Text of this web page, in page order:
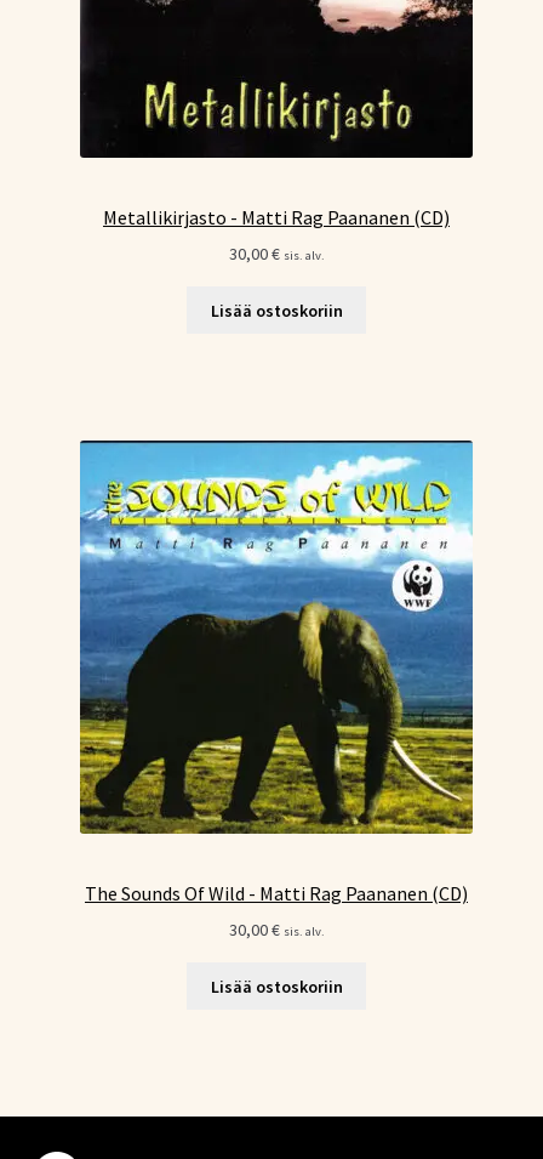
Metallikirjasto - Matti Rag Paananen (CD)
30,00€ sis. alv.
Lisää ostoskoriin
The Sounds Of Wild - Matti Rag Paananen (CD)
30,00€ sis. alv.
Lisää ostoskoriin